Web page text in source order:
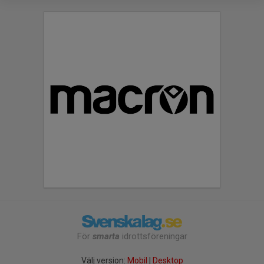
För smarta idrottsföreningar
Välj version: Mobil Desktop